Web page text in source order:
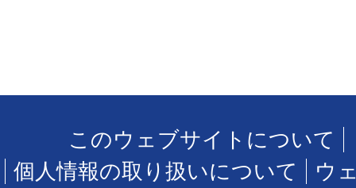
このウェブサイトについて
個人情報の取り扱いについて
ウ